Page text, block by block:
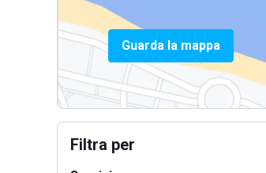
Guarda la mappa
Filtra per